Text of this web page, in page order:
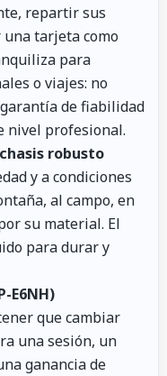
repartir sus
una tarjeta como
para
o viajes: no
de fiabilidad
nivel profesional.
robusto
y a condiciones
al campo, en
su material. El
para durar y
E6NH)
que cambiar
una sesión, un
ganancia de